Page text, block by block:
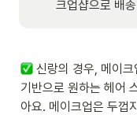
크업샵으로 배
신랑의 경우, 메이
기반으로 원하는 헤어
아요. 메이크업은 두껍